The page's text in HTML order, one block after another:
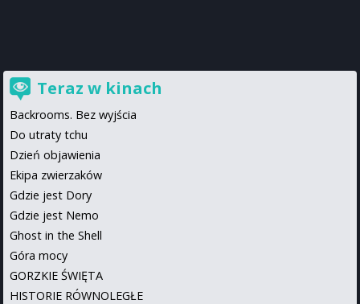
Teraz w kinach
Backrooms. Bez wyjścia
Do utraty tchu
Dzień objawienia
Ekipa zwierzaków
Gdzie jest Dory
Gdzie jest Nemo
Ghost in the Shell
Góra mocy
GORZKIE ŚWIĘTA
HISTORIE RÓWNOLEGŁE